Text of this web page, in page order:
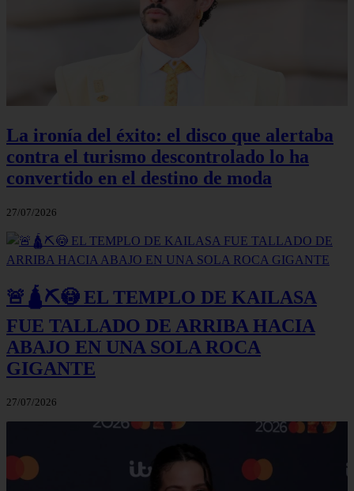
La ironía del éxito: el disco que alertaba
contra el turismo descontrolado lo ha
convertido en el destino de moda
27/07/2026
🚨🛕⛏️😳 EL TEMPLO DE KAILASA
FUE TALLADO DE ARRIBA HACIA
ABAJO EN UNA SOLA ROCA
GIGANTE
27/07/2026